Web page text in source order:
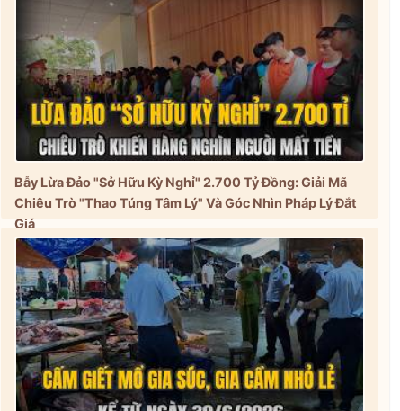
Bẫy Lừa Đảo "Sở Hữu Kỳ Nghỉ" 2.700 Tỷ Đồng: Giải Mã
Chiêu Trò "Thao Túng Tâm Lý" Và Góc Nhìn Pháp Lý Đắt
Giá